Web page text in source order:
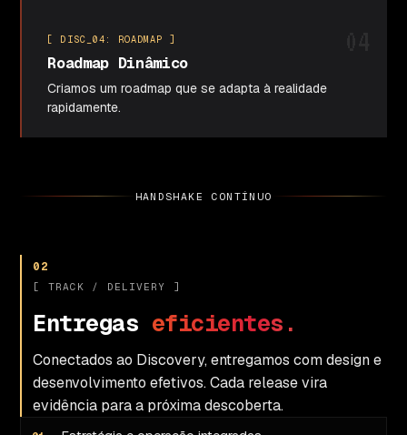
[ DISC_04: ROADMAP ]
Roadmap Dinâmico
Criamos um roadmap que se adapta à realidade
rapidamente.
HANDSHAKE CONTÍNUO
02
[ TRACK / DELIVERY ]
Entregas eficientes .
Conectados ao Discovery, entregamos com design e
desenvolvimento efetivos. Cada release vira
evidência para a próxima descoberta.